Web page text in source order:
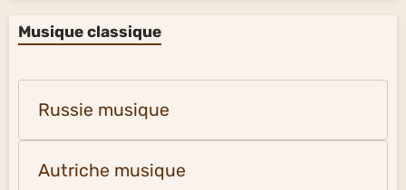
Musique classique
Russie musique
Autriche musique